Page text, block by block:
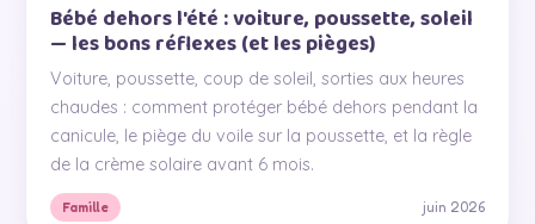
Bébé dehors l'été : voiture, poussette, soleil
— les bons réflexes (et les pièges)
Voiture, poussette, coup de soleil, sorties aux heures
chaudes : comment protéger bébé dehors pendant la
canicule, le piège du voile sur la poussette, et la règle
de la crème solaire avant 6 mois.
Famille juin 2026